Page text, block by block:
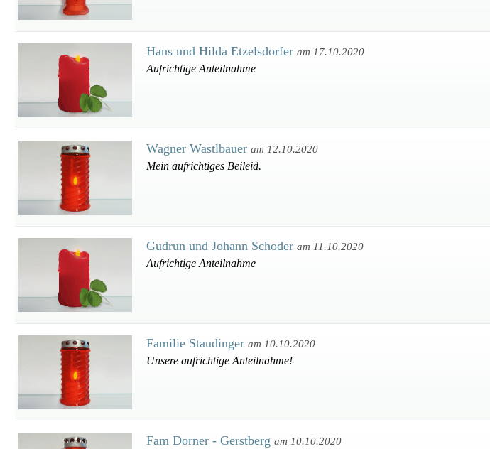
Hans und Hilda Etzelsdorfer am 17.10.2020
Aufrichtige Anteilnahme
Wagner Wastlbauer am 12.10.2020
Mein aufrichtiges Beileid.
Gudrun und Johann Schoder am 11.10.2020
Aufrichtige Anteilnahme
Familie Staudinger am 10.10.2020
Unsere aufrichtige Anteilnahme!
Fam Dorner - Gerstberg am 10.10.2020